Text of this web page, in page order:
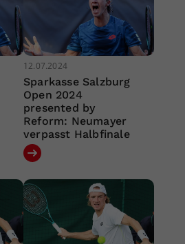
12.07.2024
Sparkasse Salzburg
Open 2024
presented by
Reform: Neumayer
verpasst Halbfinale